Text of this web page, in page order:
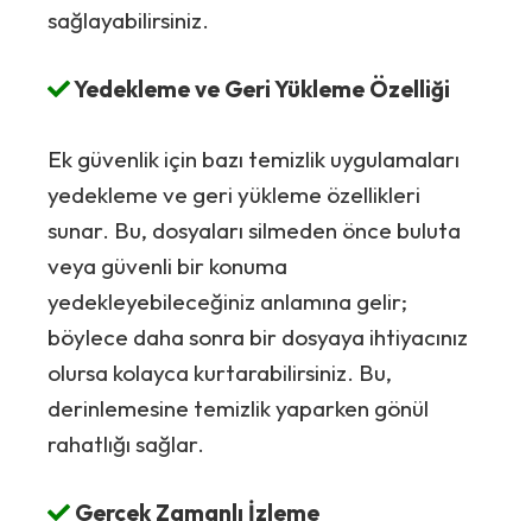
sağlayabilirsiniz.
Yedekleme ve Geri Yükleme Özelliği
Ek güvenlik için bazı temizlik uygulamaları
yedekleme ve geri yükleme özellikleri
sunar. Bu, dosyaları silmeden önce buluta
veya güvenli bir konuma
yedekleyebileceğiniz anlamına gelir;
böylece daha sonra bir dosyaya ihtiyacınız
olursa kolayca kurtarabilirsiniz. Bu,
derinlemesine temizlik yaparken gönül
rahatlığı sağlar.
Gerçek Zamanlı İzleme